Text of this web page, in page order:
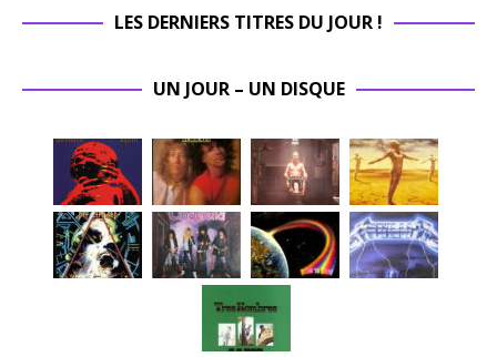
LES DERNIERS TITRES DU JOUR !
UN JOUR – UN DISQUE